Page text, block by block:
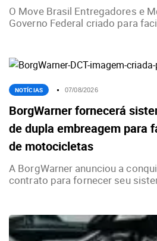
O Move Brasil Entregadores e
Governo Federal criado para
NOTÍCIAS 07/08/2026
BorgWarner fornecerá
de dupla embreagem para
de motocicletas
A BorgWarner anunciou a
contrato para fornecer seu